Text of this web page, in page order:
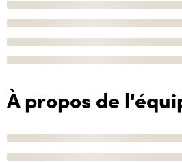
À propos de